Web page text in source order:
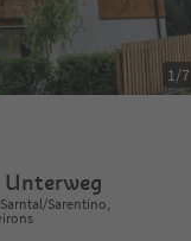
1/7
Unterweg
Sarentino,